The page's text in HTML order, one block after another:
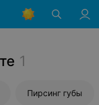
1
Пирсинг губы